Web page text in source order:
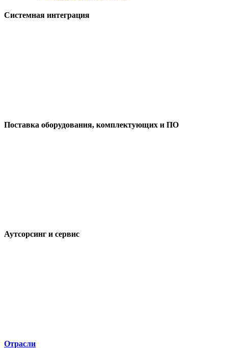
Системная интеграция
Поставка оборудования, комплектующих и ПО
Аутсорсинг и сервис
Отрасли